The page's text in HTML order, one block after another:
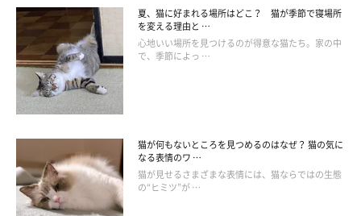
色の「シルバークラシックタビ―」、オレンジ色のうず巻きは
「レッドクラシックタビ―」です。
次は、「ポイント」について紹介します。
夏、猫に好まれる場所はどこ？ 猫が季節で寝場所
を変える理由と …
心地いい場所を見つけるのが得意な猫たち。家の中
で、季節によっ …
猫が何もないところを見つめるのはなぜ？ 猫の気に
なる表情のワ …
猫が見せるさまざまな表情には、猫ならではの生態
の“ヒミツ”が …